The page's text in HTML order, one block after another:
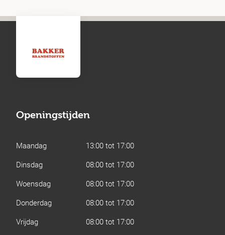
Openingstijden
Maandag
13:00 tot 17:00
Dinsdag
08:00 tot 17:00
Woensdag
08:00 tot 17:00
Donderdag
08:00 tot 17:00
Vrijdag
08:00 tot 17:00